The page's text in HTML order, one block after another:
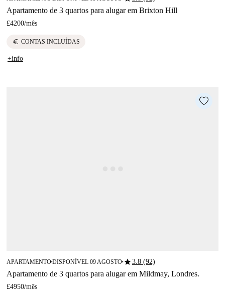
Apartamento de 3 quartos para alugar em Brixton Hill
£4200/mês
euro CONTAS INCLUÍDAS
+info
APARTAMENTO■DISPONÍVEL 09 AGOSTO■star3.8 (92)
Apartamento de 3 quartos para alugar em Mildmay, Londres.
£4950/mês